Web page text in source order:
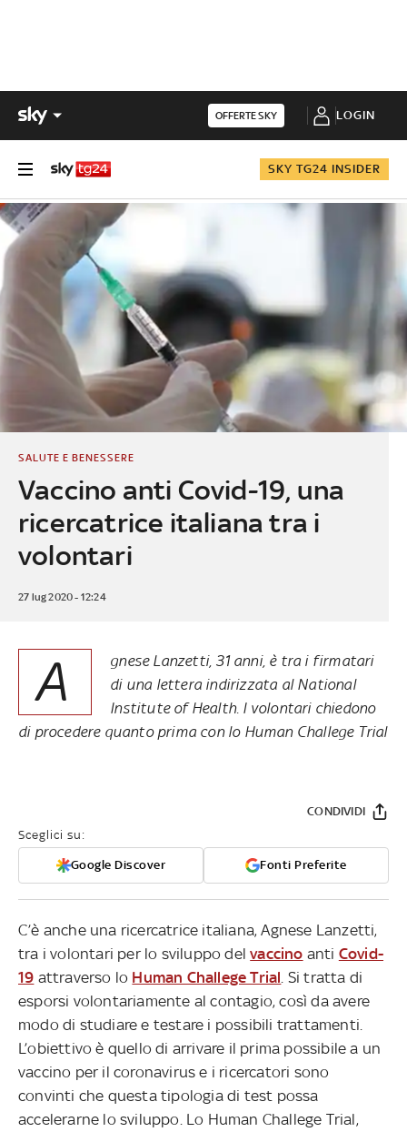
OFFERTE SKY LOGIN
SKY TG24 INSIDER
Vaccino anti Covid-19, una
ricercatrice italiana tra i
volontari
SALUTE E BENESSERE
27 lug 2020 - 12:24
A
gnese Lanzetti, 31 anni, è tra i firmatari
di una lettera indirizzata al National
Institute of Health. I volontari chiedono
di procedere quanto prima con lo Human Challege Trial
Sceglici su:
Google Discover Fonti Preferite
CONDIVIDI
C’è anche una ricercatrice italiana, Agnese Lanzetti,
tra i volontari per lo sviluppo delvaccino anti Covid-
19 attraverso lo Human Challege Trial . Si tratta di
esporsi volontariamente al contagio, così da avere
modo di studiare e testare i possibili trattamenti.
L’obiettivo è quello di arrivare il prima possibile a un
vaccino per il coronavirus e i ricercatori sono
convinti che questa tipologia di test possa
accelerarne lo sviluppo. Lo Human Challege Trial,